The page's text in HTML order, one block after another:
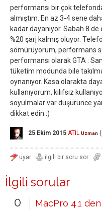
performansı bir çok
almıştım. En az 3-4 sene
kadar dayanıyor. Sabah 8
%20 şarj kalmış oluyor.
sömürüyorum, performans
performansı olarak GTA :
tüketim modunda bile
oynanıyor. Kasa olarakta
kullanıyorum, kılıfsız
soyulmalar var düşürünce
dikkat edin :)
25 Ekim 2015 ATIL Uzman (
İlgili sorular
0
MacPro 4.1 den